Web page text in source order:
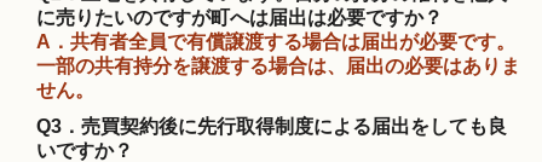
に売りたいのですが町へは届出は必要ですか？
A．共有者全員で有償譲渡する場合は届出が必要です。
一部の共有持分を譲渡する場合は、届出の必要はありま
せん。
Q3．売買契約後に先行取得制度による届出をしても良
いですか？